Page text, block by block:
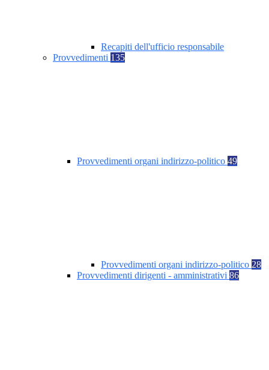
Recapiti dell'ufficio responsabile
Provvedimenti 135
Provvedimenti organi indirizzo-politico 49
Provvedimenti organi indirizzo-politico 28
Provvedimenti dirigenti - amministrativi 86